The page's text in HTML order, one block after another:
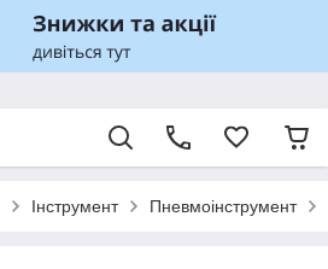
Інструмент Пневмоінструмент